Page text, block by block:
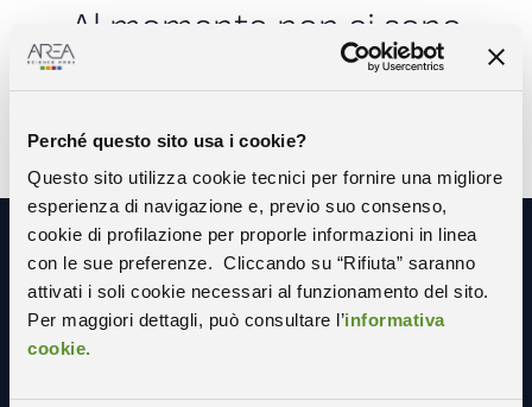
Perché questo sito usa i cookie?
Questo sito utilizza cookie tecnici per fornire una migliore
esperienza di navigazione e, previo suo consenso,
cookie di profilazione per proporle informazioni in linea
con le sue preferenze. Cliccando su “Rifiuta” saranno
attivati i soli cookie necessari al funzionamento del sito.
Per maggiori dettagli, può consultare l’informativa
cookie.
Al momento non ci sono
opportunità disponibili
Resta in contatto con noi